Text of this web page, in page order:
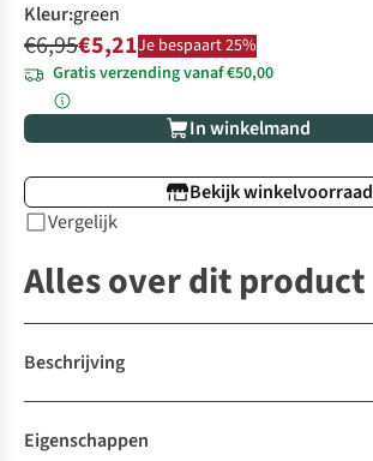
Kleur:green
€6,95€5,21Je bespaart 25%
Gratis verzending vanaf €50,00
In winkelmand
Bekijk winkelvoorraad
Vergelijk
Alles over dit product
Beschrijving
Eigenschappen